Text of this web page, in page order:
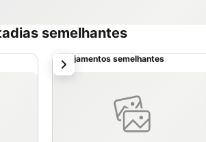
semelhantes
Alojamentos semelhantes
próximo